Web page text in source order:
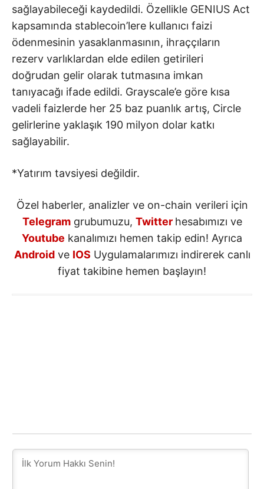
sağlayabileceği kaydedildi. Özellikle GENIUS Act
kapsamında stablecoin’lere kullanıcı faizi
ödenmesinin yasaklanmasının, ihraççıların
rezerv varlıklardan elde edilen getirileri
doğrudan gelir olarak tutmasına imkan
tanıyacağı ifade edildi. Grayscale’e göre kısa
vadeli faizlerde her 25 baz puanlık artış, Circle
gelirlerine yaklaşık 190 milyon dolar katkı
sağlayabilir.
*Yatırım tavsiyesi değildir.
Özel haberler, analizler ve on-chain verileri için
Telegramgrubumuzu, Twitter hesabımızı ve
Youtube kanalımızı hemen takip edin! Ayrıca
Androidve IOS Uygulamalarımızı indirerek canlı
fiyat takibine hemen başlayın!